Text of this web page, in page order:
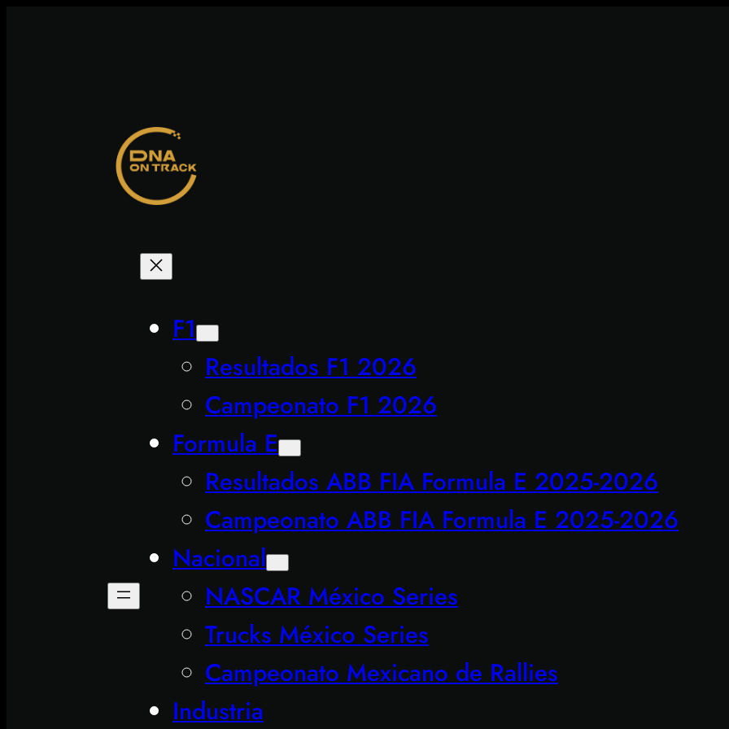
F1
Resultados F1 2026
Campeonato F1 2026
Formula E
Resultados ABB FIA Formula E 2025-2026
Campeonato ABB FIA Formula E 2025-2026
Nacional
NASCAR México Series
Trucks México Series
Campeonato Mexicano de Rallies
Industria